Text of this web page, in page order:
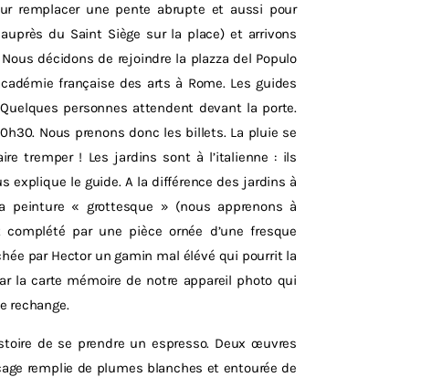
remplacer une pente abrupte et aussi pour
du Saint Siège sur la place) et arrivons
décidons de rejoindre la plazza del Populo
française des arts à Rome. Les guides
personnes attendent devant la porte.
Nous prenons donc les billets. La pluie se
tremper ! Les jardins sont à l’italienne : ils
explique le guide. A la différence des jardins à
peinture « grottesque » (nous apprenons à
par une pièce ornée d’une fresque
par Hector un gamin mal élévé qui pourrit la
la carte mémoire de notre appareil photo qui
rechange.
de se prendre un espresso. Deux œuvres
remplie de plumes blanches et entourée de